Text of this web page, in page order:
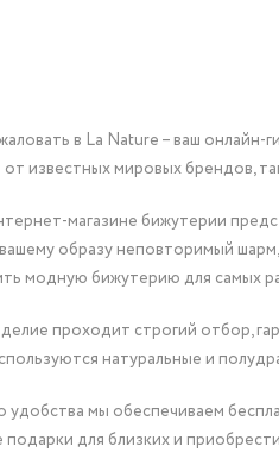
в La Nature – ваш онлайн-
известных мировых брендов,
магазине бижутерии
образу неповторимый
модную бижутерию для самых
проходит строгий отбор,
натуральные и
удобства мы обеспечиваем
подарки для близких и